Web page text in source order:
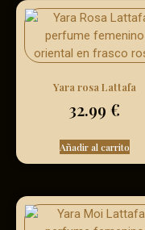
Yara rosa Lattafa
32.99 €
Añadir al carrito